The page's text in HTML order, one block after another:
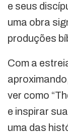
e seus
uma obra
produções
Com a
ver como
e inspirar
uma das